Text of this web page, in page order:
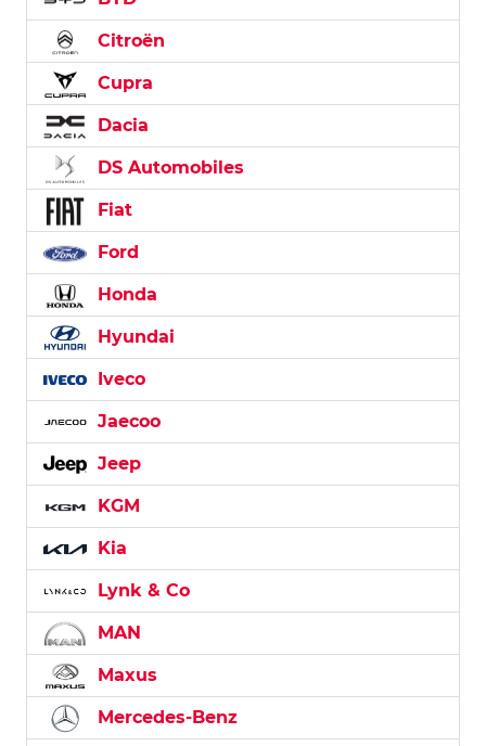
Citroën
Cupra
Dacia
DS Automobiles
Fiat
Ford
Honda
Hyundai
Iveco
Jaecoo
Jeep
KGM
Kia
Lynk & Co
MAN
Maxus
Mercedes-Benz